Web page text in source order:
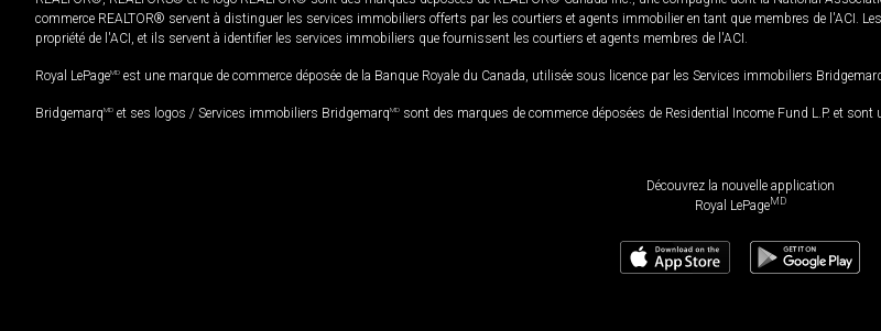
commerce REALTOR® servent à distinguer les services immobiliers offerts par les courtiers et agents immobilier en tant que membres de l'ACI.
propriété de l'ACI, et ils servent à identifier les services immobiliers que fournissent les courtiers et agents membres de l'ACI.
Royal LePageMD est une marque de commerce déposée de la Banque Royale du Canada, utilisée sous licence par les Services immobiliers
BridgemarqMD et ses logos / Services immobiliers BridgemarqMD sont des marques de commerce déposées de Residential Income Fund L.P. et
Découvrez la nouvelle application
Royal LePageMD